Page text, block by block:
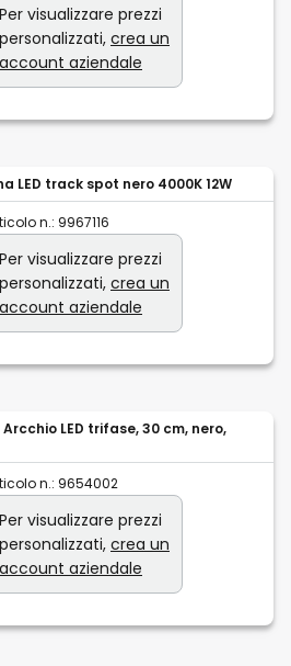
Per visualizzare prezzi
personalizzati, crea un
account aziendale
LED track spot nero 4000K 12W
n.: 9967116
Per visualizzare prezzi
personalizzati, crea un
account aziendale
Arcchio LED trifase, 30 cm, nero,
n.: 9654002
Per visualizzare prezzi
personalizzati, crea un
account aziendale